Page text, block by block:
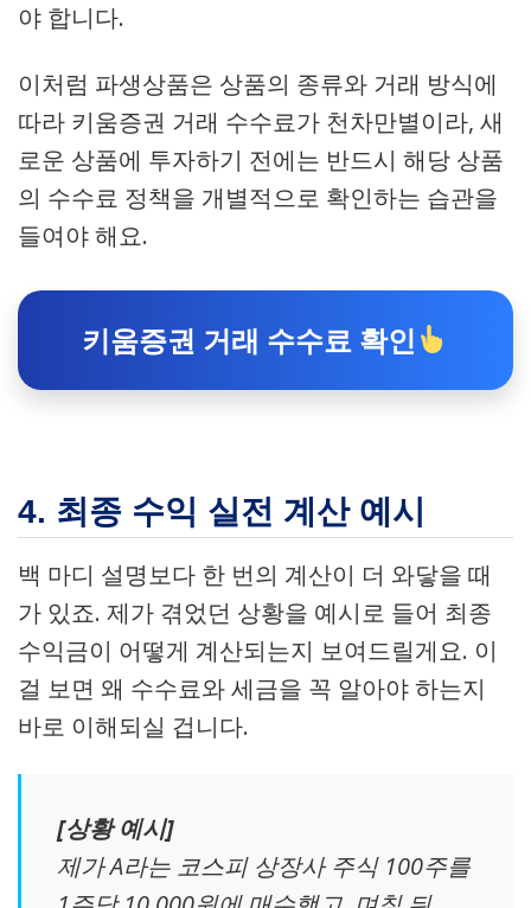
야 합니다.
이처럼 파생상품은 상품의 종류와 거래 방식에
따라 키움증권 거래 수수료가 천차만별이라, 새
로운 상품에 투자하기 전에는 반드시 해당 상품
의 수수료 정책을 개별적으로 확인하는 습관을
들여야 해요.
키움증권 거래 수수료 확인
4. 최종 수익 실전 계산 예시
백 마디 설명보다 한 번의 계산이 더 와닿을 때
가 있죠. 제가 겪었던 상황을 예시로 들어 최종
수익금이 어떻게 계산되는지 보여드릴게요. 이
걸 보면 왜 수수료와 세금을 꼭 알아야 하는지
바로 이해되실 겁니다.
[상황 예시]
제가 A라는 코스피 상장사 주식 100주를